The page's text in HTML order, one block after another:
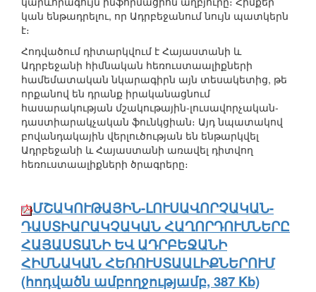
կան ենթադրելու, որ Ադրբեջանում նույն պատկերն
է։
Հոդվածում դիտարկվում է Հայաստանի և
Ադրբեջանի հիմնական հեռուստաալիքների
համեմատական նկարագիրն այն տեսակետից, թե
որքանով են դրանք իրականացնում
հասարակության մշակութային-լուսավորչական-
դաստիարակչական ֆունկցիան։ Այդ նպատակով
բովանդակային վերլուծության են ենթարկվել
Ադրբեջանի և Հայաստանի առավել դիտվող
հեռուստաալիքների ծրագրերը։
ՄՇԱԿՈՒԹԱՅԻՆ-ԼՈՒՍԱՎՈՐՉԱԿԱՆ-
ԴԱՍՏԻԱՐԱԿՉԱԿԱՆ ՀԱՂՈՐԴՈՒՄՆԵՐԸ
ՀԱՅԱՍՏԱՆԻ ԵՎ ԱԴՐԲԵՋԱՆԻ
ՀԻՄՆԱԿԱՆ ՀԵՌՈՒՍՏԱԱԼԻՔՆԵՐՈՒՄ
(հոդվածն ամբողջությամբ, 387 Kb)